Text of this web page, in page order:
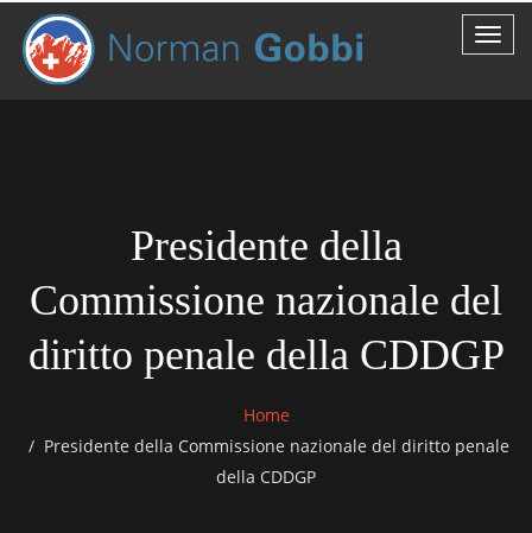
Presidente della
Commissione nazionale del
diritto penale della CDDGP
Home
Presidente della Commissione nazionale del diritto penale
della CDDGP